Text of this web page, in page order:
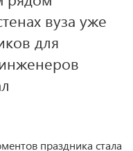
вуза уже
для
праздника стала